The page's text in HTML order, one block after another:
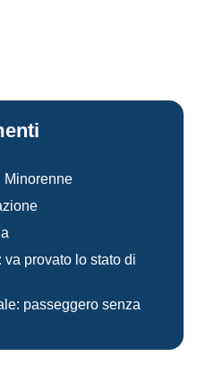
Minorenne
provato lo stato di
passeggero senza